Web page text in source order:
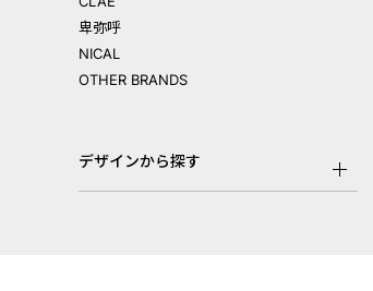
卑弥呼
NICAL
OTHER BRANDS
デザインから探す